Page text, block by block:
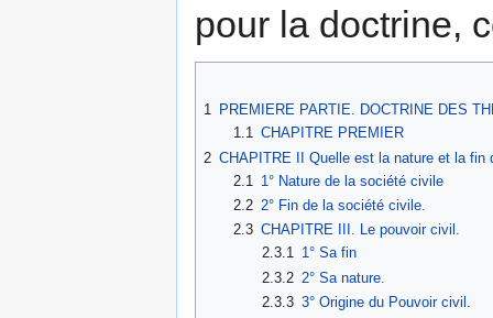
pour la doctrine,
1 PREMIERE PARTIE. DOCTRINE DES
1.1 CHAPITRE PREMIER
2 CHAPITRE II Quelle est la nature et la fin
2.1
1° Nature de la société civile
2.2 2° Fin de la société civile.
2.3 CHAPITRE III. Le pouvoir civil.
2.3.1 1° Sa fin
2.3.2 2° Sa nature.
2.3.3 3° Origine du Pouvoir civil.